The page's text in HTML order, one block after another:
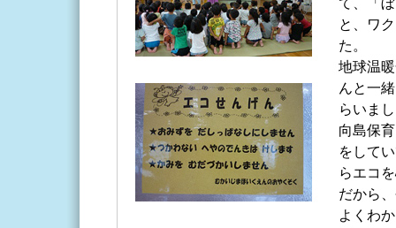
て、「
と、ワ
た。
地球温
んと一
らいま
向島保
をして
らエコ
だから
よくわ